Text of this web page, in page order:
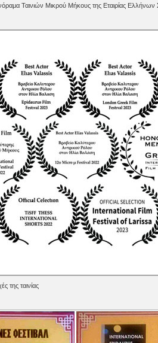
Ταινιών Μικρού Μήκους της Εταιρίας
της ταινίας